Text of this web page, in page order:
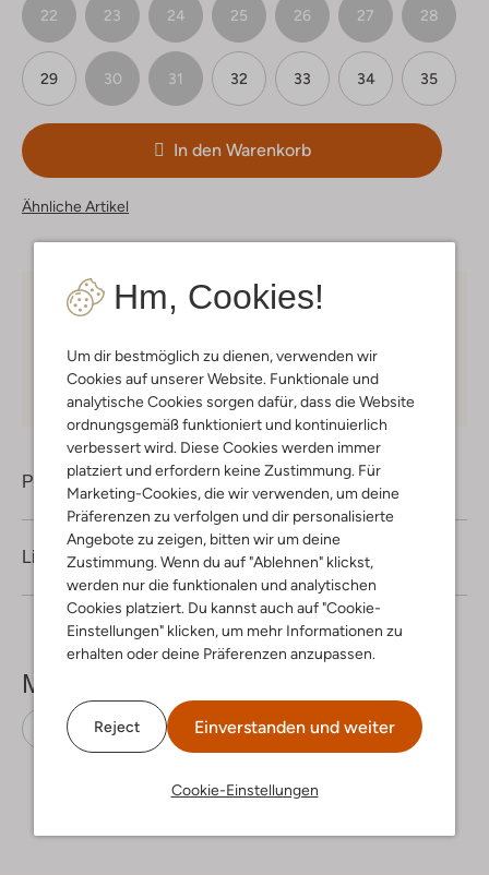
Hm, Cookies!
Um dir bestmöglich zu dienen, verwenden wir
Cookies auf unserer Website. Funktionale und
analytische Cookies sorgen dafür, dass die Website
ordnungsgemäß funktioniert und kontinuierlich
verbessert wird. Diese Cookies werden immer
platziert und erfordern keine Zustimmung. Für
Marketing-Cookies, die wir verwenden, um deine
Präferenzen zu verfolgen und dir personalisierte
Angebote zu zeigen, bitten wir um deine
Zustimmung. Wenn du auf "Ablehnen" klickst,
werden nur die funktionalen und analytischen
Cookies platziert. Du kannst auch auf "Cookie-
Einstellungen" klicken, um mehr Informationen zu
erhalten oder deine Präferenzen anzupassen.
Reject Einverstanden und weiter
Cookie-Einstellungen
22 23 24 25 26 27 28
29 30 31 32 33 34 35
In den Warenkorb
Ähnliche Artikel
Kostenloser Versandab € 75 für Club-Omoda
Kauf auf Rechnung 30 TagenRückgaberecht
Produktinformation
Lieferung & Rückgabe
Mehr sehen
Gummistiefel Liewood Gummi